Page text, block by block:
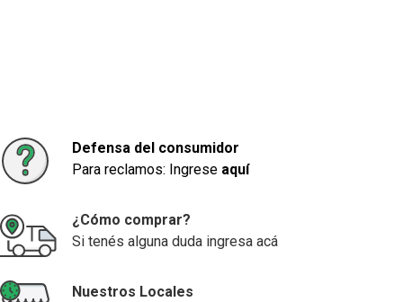
Defensa del consumidor
Para reclamos: Ingrese aquí
¿Cómo comprar?
Si tenés alguna duda ingresa acá
Nuestros Locales